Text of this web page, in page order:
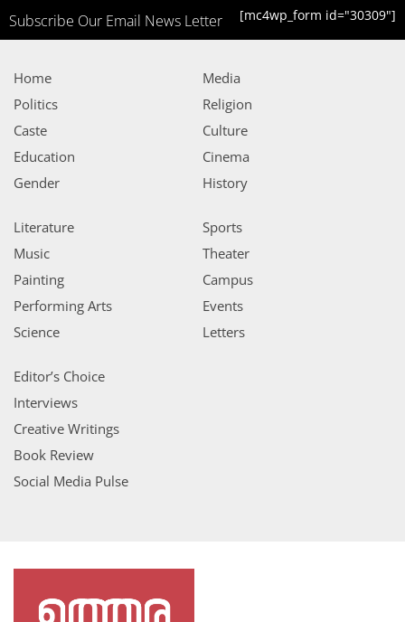
Subscribe Our Email News Letter [mc4wp_form id="30309"]
Home
Politics
Caste
Education
Gender
Media
Religion
Culture
Cinema
History
Literature
Music
Painting
Performing Arts
Science
Sports
Theater
Campus
Events
Letters
Editor’s Choice
Interviews
Creative Writings
Book Review
Social Media Pulse